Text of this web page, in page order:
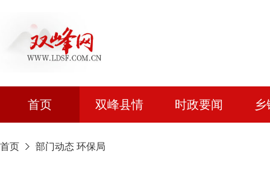
首页 双峰县情 时政要闻
首页 部门动态 环保局